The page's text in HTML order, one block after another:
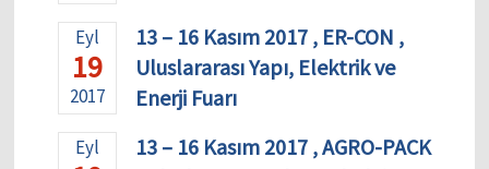
Eyl
19
2017
13 – 16 Kasım 2017 , ER-CON ,
Uluslararası Yapı, Elektrik ve
Enerji Fuarı
Eyl
13 – 16 Kasım 2017 , AGRO-PACK